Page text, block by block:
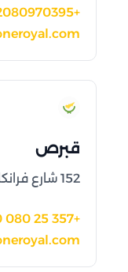
+442080970395
قبرص
152 شارع فرانكلين روزفلت،
+357 25 080 880